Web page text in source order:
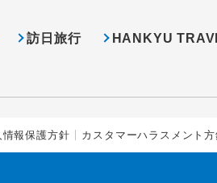
訪日旅行 HANKYU
情報保護方針 カスタマーハラスメント方